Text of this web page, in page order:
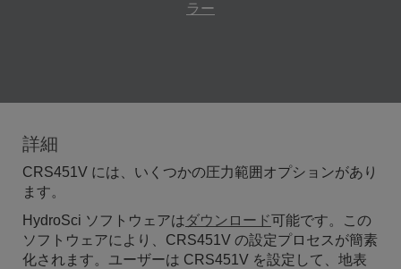
ラー
詳細
CRS451V には、いくつかの圧力範囲オプションがあり
ます。
HydroSci ソフトウェアはダウンロード可能です。この
ソフトウェアにより、CRS451V の設定プロセスが簡素
化されます。ユーザーは CRS451V を設定して、地表